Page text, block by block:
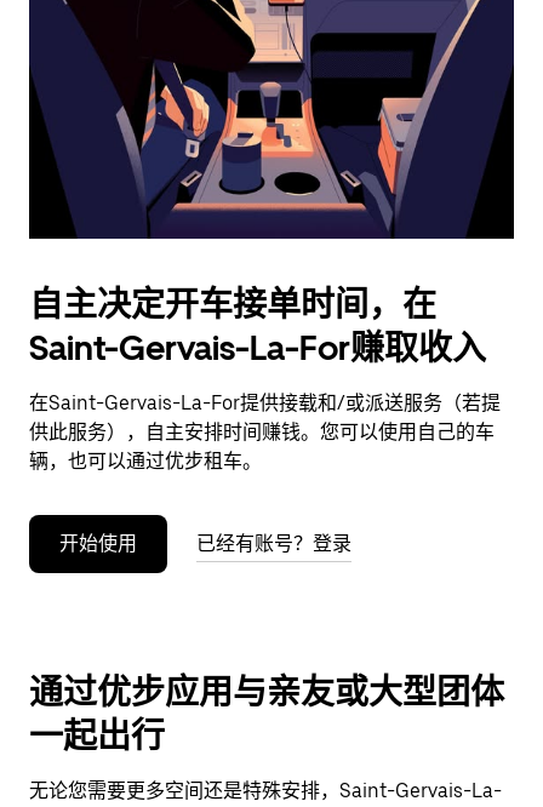
期。
按
退
闭
日
历。
自主决定开车接单时间，在
Saint-Gervais-La-For赚取收入
在Saint-Gervais-La-For提供接载和/或派送服务（若提
供此服务），自主安排时间赚钱。您可以使用自己的车
辆，也可以通过优步租车。
开始使用 已经有账号？登录
通过优步应用与亲友或大型团体
一起出行
无论您需要更多空间还是特殊安排，Saint-Gervais-La-